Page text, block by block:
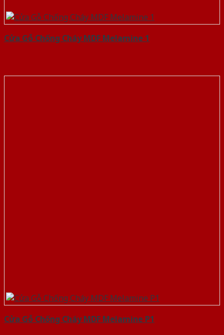
Cửa Gỗ Chống Cháy MDF Melamine 1
Cửa Gỗ Chống Cháy MDF Melamine P1